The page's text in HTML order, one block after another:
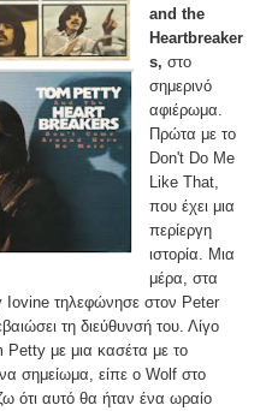
and the
Heartbreaker
s, στο
σημερινό
αφιέρωμα.
Πρώτα με το
Don't Do Me
Like That,
που έχει μια
περίεργη
ιστορία. Μια
μέρα, στα
τηλεφώνησε στον Peter
τη διεύθυνσή του. Λίγο
με μια κασέτα με το
σημείωμα, είπε ο Wolf στο
ότι αυτό θα ήταν ένα ωραίο